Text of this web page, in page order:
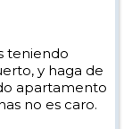
teniendo
y haga de
apartamento
no es caro.